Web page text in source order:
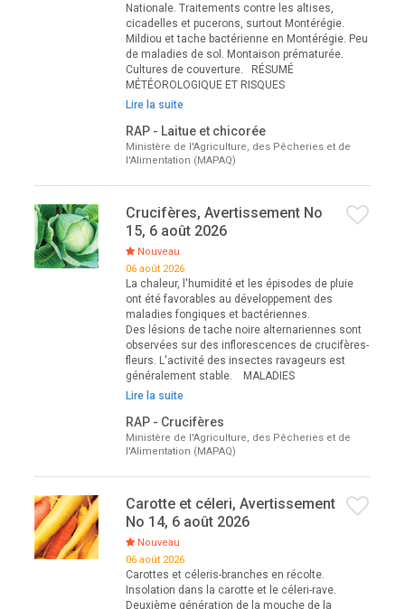
Nationale. Traitements contre les altises,
cicadelles et pucerons, surtout Montérégie.
Mildiou et tache bactérienne en Montérégie. Peu
de maladies de sol. Montaison prématurée.
Cultures de couverture. RÉSUMÉ
MÉTÉOROLOGIQUE ET RISQUES
Lire la suite
RAP - Laitue et chicorée
Ministère de l'Agriculture, des Pêcheries et de
l'Alimentation (MAPAQ)
Crucifères, Avertissement No
15, 6 août 2026
Nouveau
06 août 2026
La chaleur, l'humidité et les épisodes de pluie
ont été favorables au développement des
maladies fongiques et bactériennes.
Des lésions de tache noire alternariennes sont
observées sur des inflorescences de crucifères-
fleurs. L'activité des insectes ravageurs est
généralement stable. MALADIES
Lire la suite
RAP - Crucifères
Ministère de l'Agriculture, des Pêcheries et de
l'Alimentation (MAPAQ)
Carotte et céleri, Avertissement
No 14, 6 août 2026
Nouveau
06 août 2026
Carottes et céleris-branches en récolte.
Insolation dans la carotte et le céleri-rave.
Deuxième génération de la mouche de la